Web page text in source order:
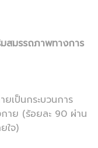
สมรรถภาพทางการ
เป็นกระบวนการ
าย (ร้อยละ 90 ผ่าน
ใจ)